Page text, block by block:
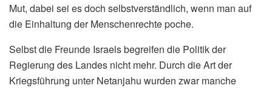
Mut, dabei sei es doch selbstverständlich, wenn man auf
die Einhaltung der Menschenrechte poche.
Selbst die Freunde Israels begreifen die Politik der
Regierung des Landes nicht mehr. Durch die Art der
Kriegsführung unter Netanjahu wurden zwar manche